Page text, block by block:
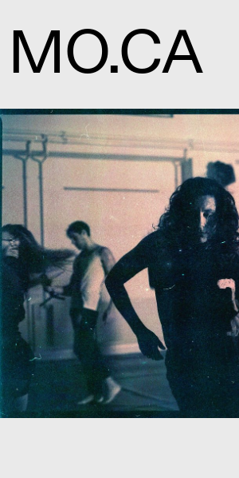
MO.CA